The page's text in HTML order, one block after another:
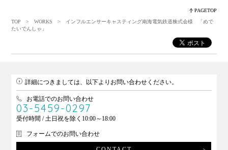
PAGETOP
TOP
>WORKS
> インフルエンサーキャスティング南海電気鉄道株式会様 「めで
たいでんしゃ」
詳細につきましては、以下よりお問い合わせください。
お電話でのお問い合わせ
03-5459-0297
受付時間 / 土日祝を除く10:00～18:00
フォームでのお問い合わせ